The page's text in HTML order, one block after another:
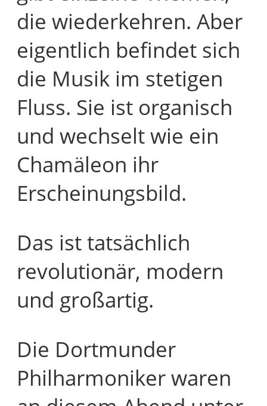
die wiederkehren. Aber
eigentlich befindet sich
die Musik im stetigen
Fluss. Sie ist organisch
und wechselt wie ein
Chamäleon ihr
Erscheinungsbild.
Das ist tatsächlich
revolutionär, modern
und großartig.
Die Dortmunder
Philharmoniker waren